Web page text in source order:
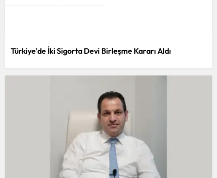
Türkiye'de İki Sigorta Devi Birleşme Kararı Aldı